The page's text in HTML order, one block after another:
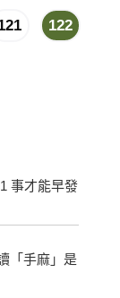
122
事才能早發
「手麻」是